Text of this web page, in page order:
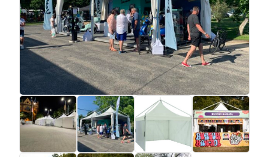
Brutál kordon
+ HOZZÁAD